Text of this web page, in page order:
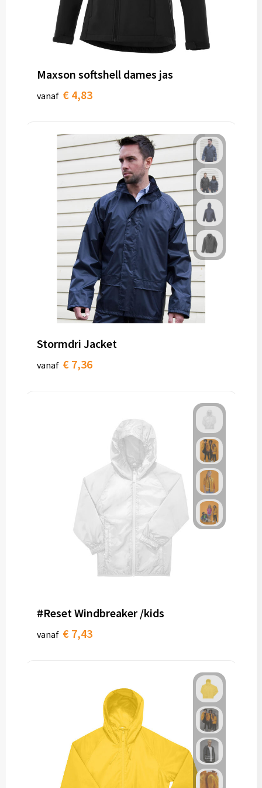
Maxson softshell dames jas
vanaf € 4,83
Stormdri Jacket
vanaf € 7,36
#Reset Windbreaker /kids
vanaf € 7,43